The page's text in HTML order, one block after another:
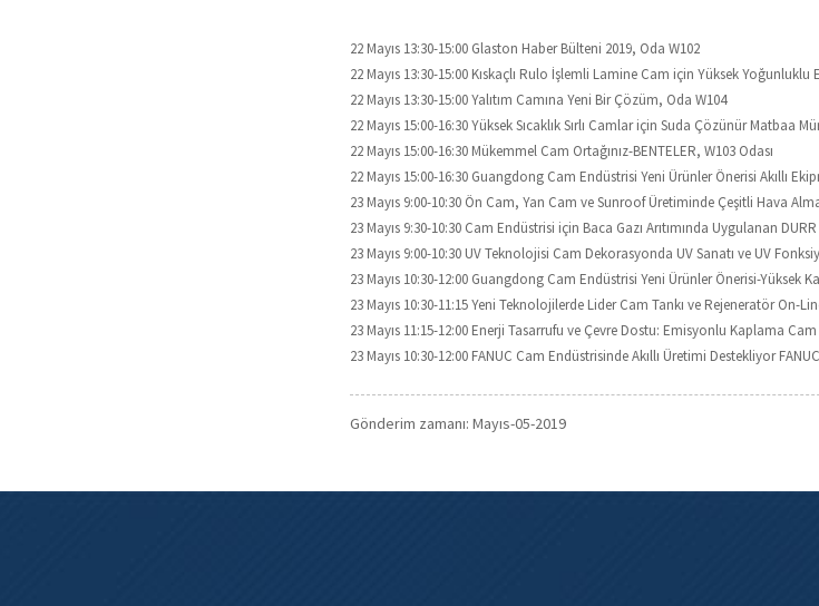
22 Mayıs 13:30-15:00 Glaston Haber Bülteni 2019, Oda W102
22 Mayıs 13:30-15:00 Kıskaçlı Rulo İşlemli Lamine Cam için Yüksek
22 Mayıs 13:30-15:00 Yalıtım Camına Yeni Bir Çözüm, Oda W104
22 Mayıs 15:00-16:30 Yüksek Sıcaklık Sırlı Camlar için Suda Çözünür Matbaa
22 Mayıs 15:00-16:30 Mükemmel Cam Ortağınız-BENTELER, W103 Odası
22 Mayıs 15:00-16:30 Guangdong Cam Endüstrisi Yeni Ürünler Önerisi Akıllı
23 Mayıs 9:00-10:30 Ön Cam, Yan Cam ve Sunroof Üretiminde Çeşitli Hava
23 Mayıs 9:30-10:30 Cam Endüstrisi için Baca Gazı Arıtımında Uygulanan
23 Mayıs 9:00-10:30 UV Teknolojisi Cam Dekorasyonda UV Sanatı ve UV
23 Mayıs 10:30-12:00 Guangdong Cam Endüstrisi Yeni Ürünler Önerisi-Yüksek
23 Mayıs 10:30-11:15 Yeni Teknolojilerde Lider Cam Tankı ve Rejeneratör On-
23 Mayıs 11:15-12:00 Enerji Tasarrufu ve Çevre Dostu: Emisyonlu Kaplama
23 Mayıs 10:30-12:00 FANUC Cam Endüstrisinde Akıllı Üretimi Destekliyor
Gönderim zamanı: Mayıs-05-2019